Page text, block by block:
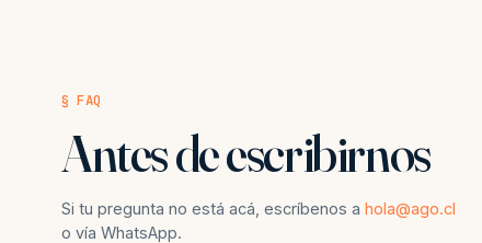
§ FAQ
Antes de escribirnos
Si tu pregunta no está acá, escríbenos a hola@ago.cl
o vía WhatsApp.